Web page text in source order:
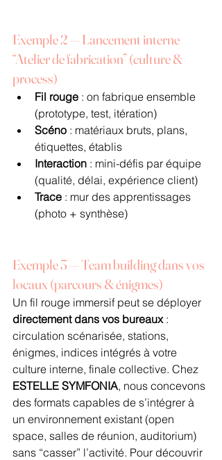
Exemple 2 — Lancement interne
“Atelier de fabrication” (culture &
process)
Fil rouge : on fabrique ensemble
(prototype, test, itération)
Scéno : matériaux bruts, plans,
étiquettes, établis
Interaction : mini-défis par équipe
(qualité, délai, expérience client)
Trace : mur des apprentissages
(photo + synthèse)
Exemple 3 — Team building dans vos
locaux (parcours & énigmes)
Un fil rouge immersif peut se déployer
directement dans vos bureaux :
circulation scénarisée, stations,
énigmes, indices intégrés à votre
culture interne, finale collective. Chez
ESTELLE SYMFONIA, nous concevons
des formats capables de s’intégrer à
un environnement existant (open
space, salles de réunion, auditorium)
sans “casser” l’activité. Pour découvrir